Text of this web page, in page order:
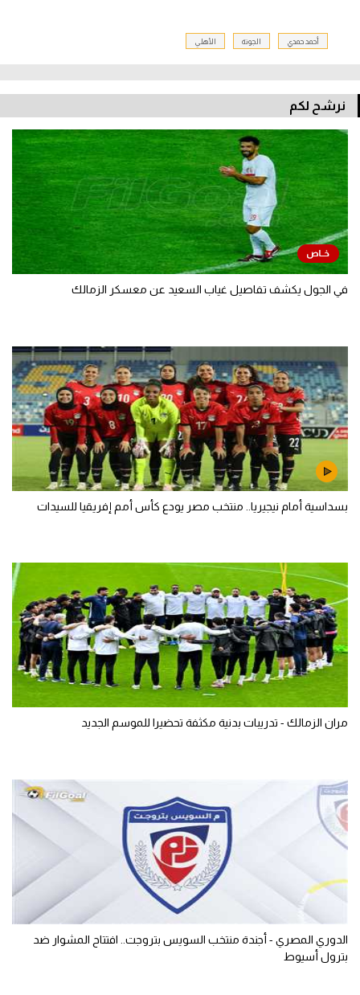
أحمد حمدي الجونة الأهلي
نرشح لكم
في الجول يكشف تفاصيل غياب السعيد عن معسكر الزمالك
بسداسية أمام نيجيريا.. منتخب مصر يودع كأس أمم إفريقيا للسيدات
مران الزمالك - تدريبات بدنية مكثفة تحضيرا للموسم الجديد
الدوري المصري - أجندة منتخب السويس بتروجت.. افتتاح المشوار ضد
بترول أسيوط